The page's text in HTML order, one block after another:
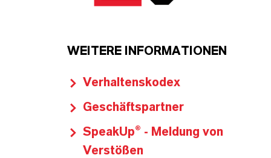
WEITERE INFORMATIONEN
Verhaltenskodex
Geschäftspartner
SpeakUp® - Meldung von
Verstößen